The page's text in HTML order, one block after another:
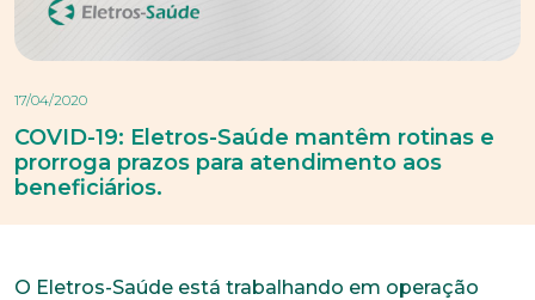
17/04/2020
COVID-19: Eletros-Saúde mantêm rotinas e
prorroga prazos para atendimento aos
beneficiários.
O Eletros-Saúde está trabalhando em operação